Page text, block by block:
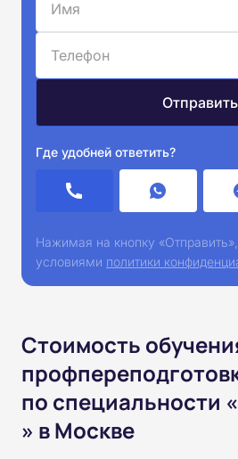
Где удобней ответить?
Нажимая на кнопку
условиями политики
Стоимость
по специальности
» в Москве